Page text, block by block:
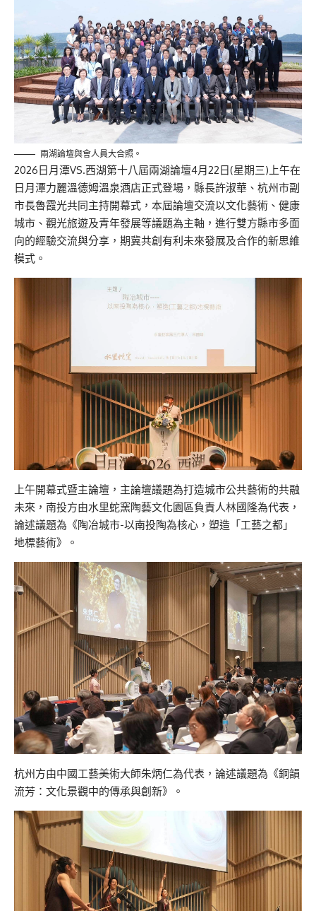
兩湖論壇與會人員大合照。
2026日月潭VS.西湖第十八屆兩湖論壇4月22日(星期三) 上午在
日月潭力麗溫德姆溫泉酒店正式登場，縣長許淑華、 杭州市副
市長魯霞光共同主持開幕式，本屆論壇交流以文化藝術、 健康
城市、觀光旅遊及青年發展等議題為主軸， 進行雙方縣市多面
向的經驗交流與分享， 期冀共創有利未來發展及合作的新思維
模式。
上午開幕式暨主論壇，主論壇議題為打造城市公共藝術的共融
未來， 南投方由水里蛇窯陶藝文化園區負責人林國隆為代表，
論述議題為《陶冶城市-以南投陶為核心，塑造「工藝之都」
地標藝術》。
杭州方由中國工藝美術大師朱炳仁為代表，論述議題為《銅韻
流芳： 文化景觀中的傳承與創新》。